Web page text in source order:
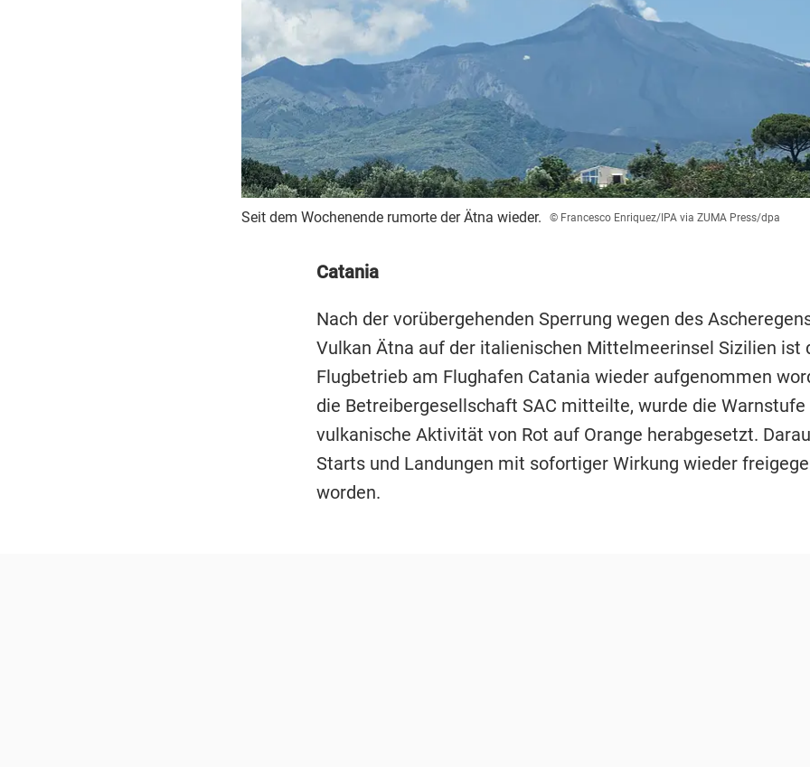
Seit dem Wochenende rumorte der Ätna wieder. © Francesco Enriquez/IPA via ZUMA Press/dpa
Catania
Nach der vorübergehenden Sperrung wegen des
Vulkan Ätna auf der italienischen Mittelmeerinsel Sizilien ist
Flugbetrieb am Flughafen Catania wieder aufgenommen
die Betreibergesellschaft SAC mitteilte, wurde die
vulkanische Aktivität von Rot auf Orange herabgesetzt.
Starts und Landungen mit sofortiger Wirkung wieder
worden.